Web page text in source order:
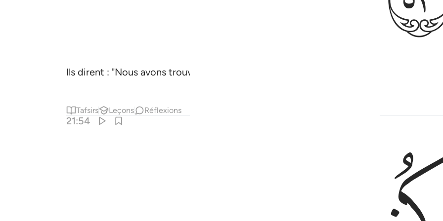
Ils dirent : "Nous avons trouvé nos ancêtres les adorant."
Tafsirs Leçons Réflexions
21:54